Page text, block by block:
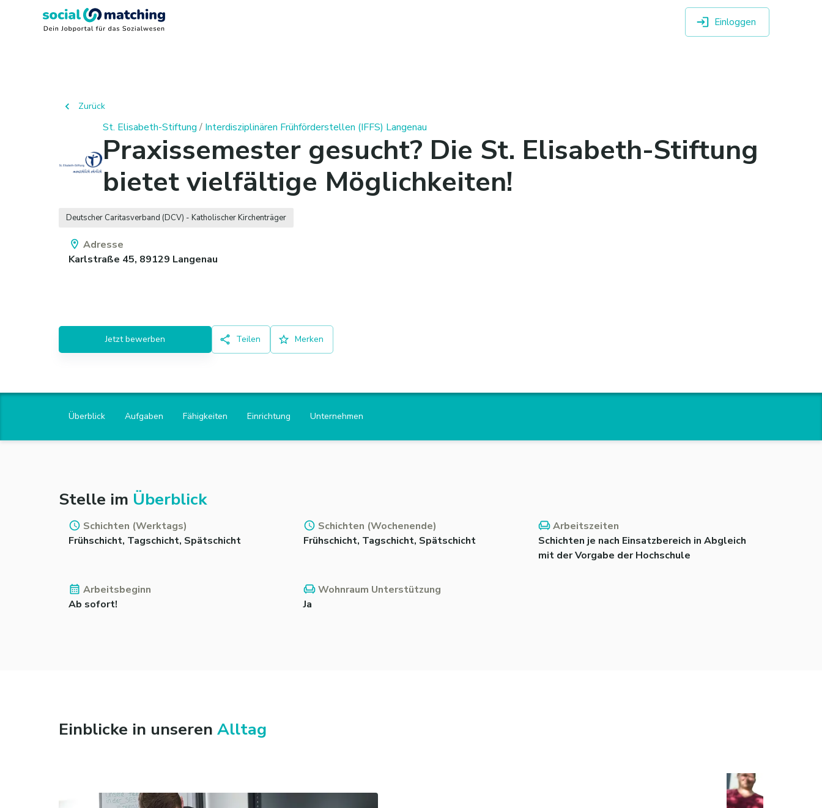
Einloggen
Zurück
St. Elisabeth-Stiftung / Interdisziplinären Frühförderstellen (IFFS) Langenau
Praxissemester gesucht? Die St. Elisabeth-Stiftung
bietet vielfältige Möglichkeiten!
Deutscher Caritasverband (DCV) - Katholischer Kirchenträger
Adresse
Karlstraße 45, 89129 Langenau
Jetzt bewerben Teilen Merken
Überblick Aufgaben Fähigkeiten Einrichtung Unternehmen
Stelle im Überblick
Schichten (Werktags)
Frühschicht, Tagschicht, Spätschicht
Schichten (Wochenende)
Frühschicht, Tagschicht, Spätschicht
Arbeitszeiten
Schichten je nach Einsatzbereich in Abgleich
mit der Vorgabe der Hochschule
Arbeitsbeginn
Ab sofort!
Wohnraum Unterstützung
Ja
Einblicke in unseren Alltag